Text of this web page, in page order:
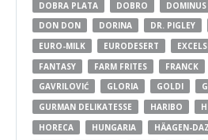
DOBRA PLATA
DOBRO DOMINUS
DON DON
DORINA DR. PIGLEY
EURO-MILK
EURODESERT
FANTASY
FARM FRITES FRANCK
GAVRILOVIĆ
GLORIA GOLDI
GURMAN DELIKATESSE
HARIBO
HORECA
HUNGARIA HÄAGEN-